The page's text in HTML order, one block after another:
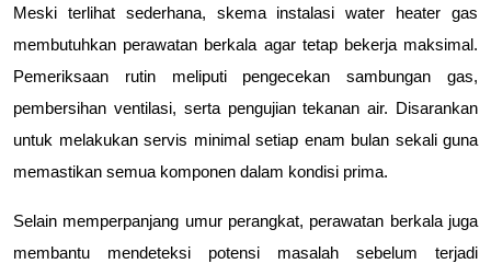
Meski terlihat sederhana, skema instalasi water heater gas
membutuhkan perawatan berkala agar tetap bekerja maksimal.
Pemeriksaan rutin meliputi pengecekan sambungan gas,
pembersihan ventilasi, serta pengujian tekanan air. Disarankan
untuk melakukan servis minimal setiap enam bulan sekali guna
memastikan semua komponen dalam kondisi prima.
Selain memperpanjang umur perangkat, perawatan berkala juga
membantu mendeteksi potensi masalah sebelum terjadi